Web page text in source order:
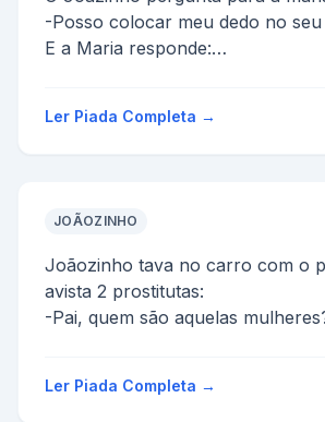
-Posso colocar meu dedo no seu
E a Maria responde:
- Porque?
Ler Piada Completa →
JOÃOZINHO
Joãozinho tava no carro com o
avista 2 prostitutas:
-Pai, quem são aquelas
O pai, se...
Ler Piada Completa →